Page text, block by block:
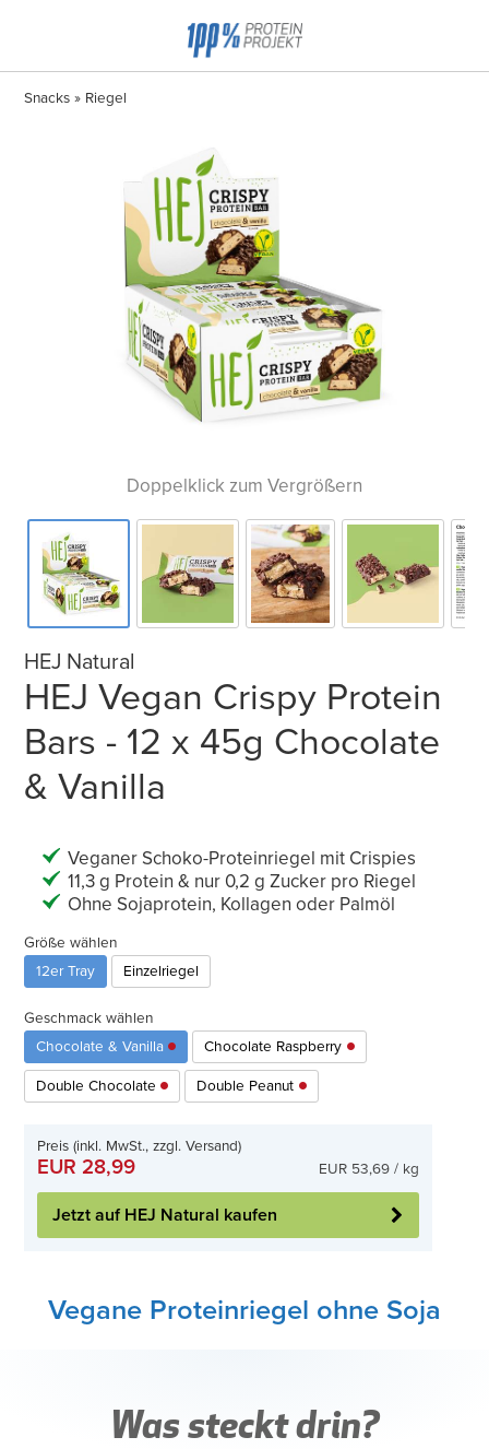
Snacks Riegel
Doppelklick zum Vergrößern
HEJ Natural
HEJ Vegan Crispy Protein
Bars - 12 x 45g Chocolate
& Vanilla
Veganer Schoko-Proteinriegel mit Crispies
11,3 g Protein & nur 0,2 g Zucker pro Riegel​
Ohne Sojaprotein, Kollagen oder Palmöl
Größe wählen
12er Tray
Einzelriegel
Geschmack wählen
Chocolate & Vanilla
Chocolate Raspberry
Double Chocolate Double Peanut
Preis (inkl. MwSt., zzgl. Versand)
EUR 28,99 EUR 53,69 / kg
Jetzt auf HEJ Natural kaufen
Vegane Proteinriegel ohne Soja
Was steckt drin?